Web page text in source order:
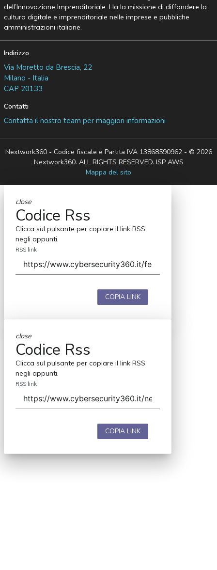
dell’Innovazione Imprenditoriale. Ha la missione di diffondere la
cultura digitale e imprenditoriale nelle imprese e pubbliche
amministrazioni italiane.
Indirizzo
Via Moretto da Brescia, 22
Milano - Italia
CAP 20133
Contatti
Contatta il nostro team per maggiori informazioni
Nextwork360 - Codice fiscale e Partita IVA 13868590962 - © 2026
Nextwork360. ALL RIGHTS RESERVED. ISP AWS
Mappa del sito
close
Codice Rss
Clicca sul pulsante per copiare il link RSS
negli appunti.
RSS link
COPIA LINK
close
Codice Rss
Clicca sul pulsante per copiare il link RSS
negli appunti.
RSS link
COPIA LINK